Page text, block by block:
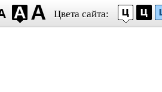
Цвета сайта: